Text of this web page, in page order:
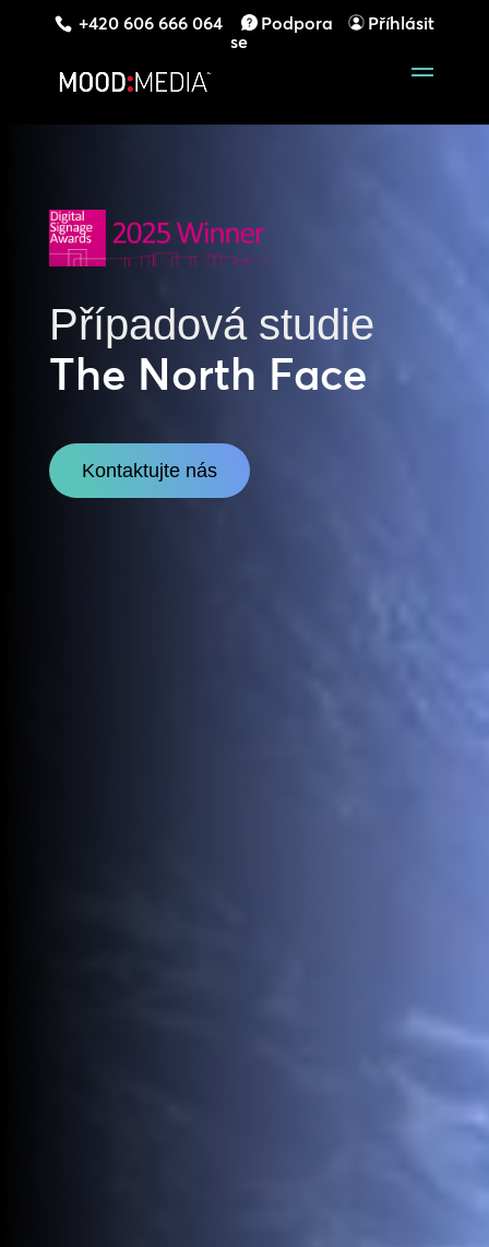
+420 606 666 064 Podpora
Příhlásit
se
Případová studie
The North Face
Kontaktujte nás